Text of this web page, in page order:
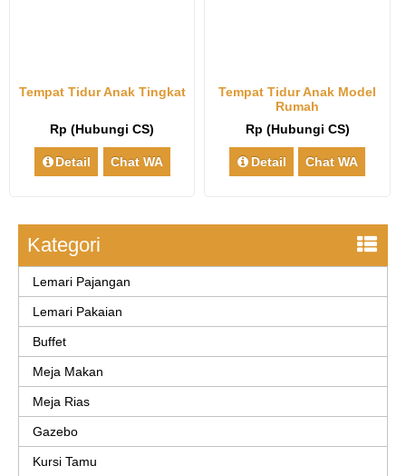
Tempat Tidur Anak Tingkat
Rp (Hubungi CS)
Detail Chat WA
Tempat Tidur Anak Model
Rumah
Rp (Hubungi CS)
Detail Chat WA
Kategori
Lemari Pajangan
Lemari Pakaian
Buffet
Meja Makan
Meja Rias
Gazebo
Kursi Tamu